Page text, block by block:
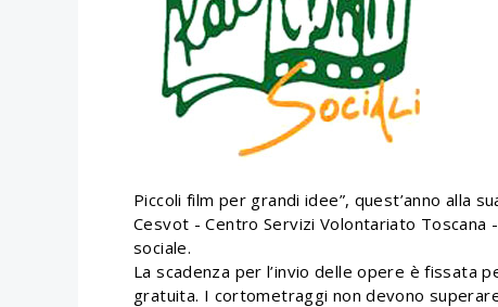
Piccoli film per grandi idee”, quest’anno alla
Cesvot - Centro Servizi Volontariato
sociale.
La scadenza per l’invio delle opere è fissata
gratuita. I cortometraggi non devono